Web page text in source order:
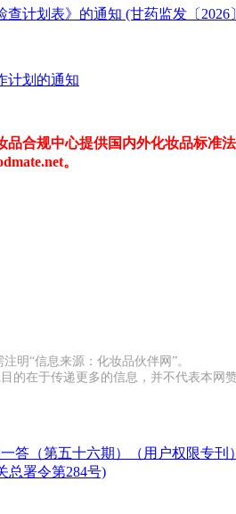
计划表》的通知 (甘药监发〔2026
计划的通知
规中心提供国内外化妆品标准
。
明“信息来源：化妆品伙伴网”。
在于传递更多的信息，并不代表本网
答（第五十六期）（用户权限专刊）
总署令第284号)